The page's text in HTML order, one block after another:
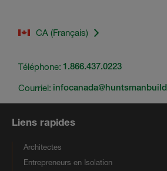
CA (Français)
Téléphone: 1.866.437.0223
Courriel:
Liens rapides
Architectes
Entrepreneurs en Isolation